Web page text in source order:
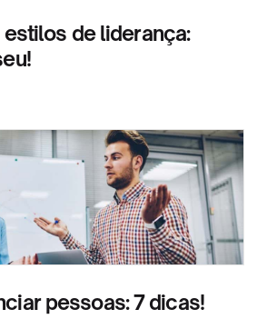
de liderança:
pessoas: 7 dicas!